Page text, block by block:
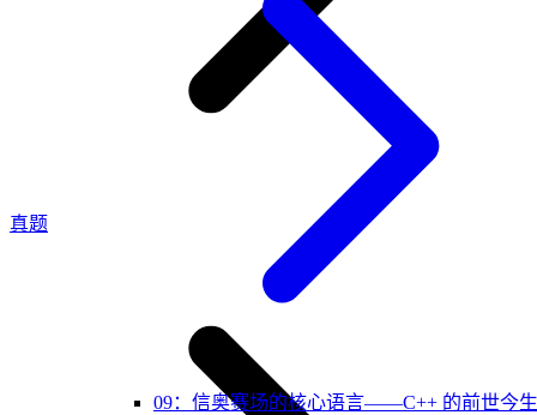
09：信奥赛场的核心语言——C++ 的前世今生
真题